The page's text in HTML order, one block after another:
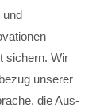
und
sichern. Wir
unserer
die Aus-